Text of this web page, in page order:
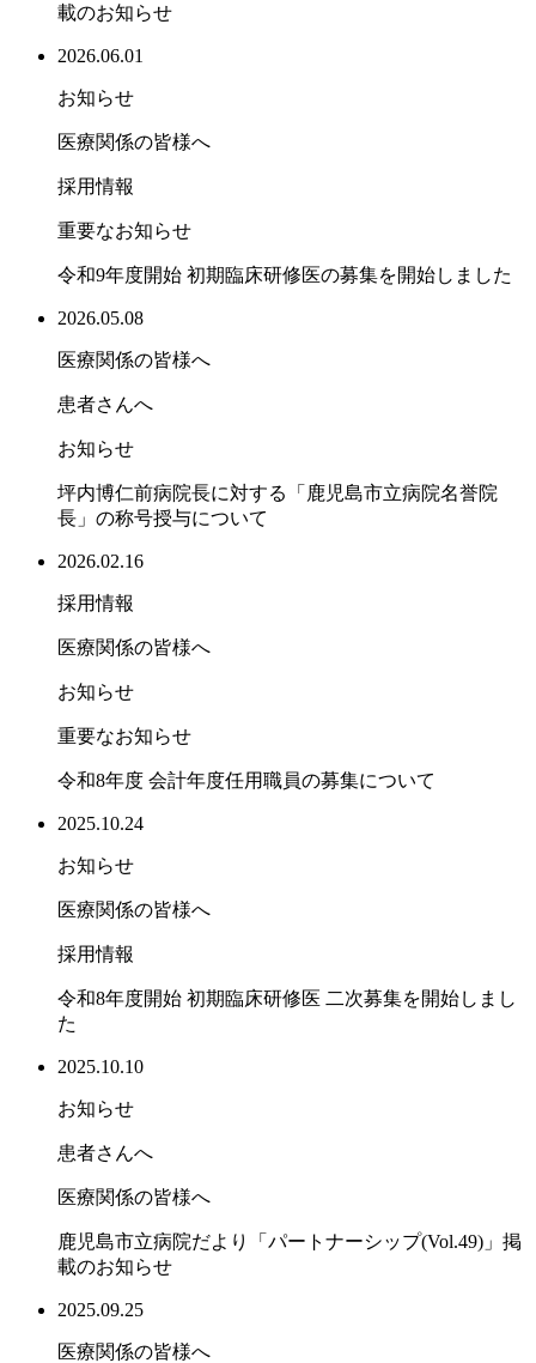
載のお知らせ
2026.06.01
お知らせ
医療関係の皆様へ
採用情報
重要なお知らせ
令和9年度開始 初期臨床研修医の募集を開始しました
2026.05.08
医療関係の皆様へ
患者さんへ
お知らせ
坪内博仁前病院長に対する「鹿児島市立病院名誉院
長」の称号授与について
2026.02.16
採用情報
医療関係の皆様へ
お知らせ
重要なお知らせ
令和8年度 会計年度任用職員の募集について
2025.10.24
お知らせ
医療関係の皆様へ
採用情報
令和8年度開始 初期臨床研修医 二次募集を開始しまし
た
2025.10.10
お知らせ
患者さんへ
医療関係の皆様へ
鹿児島市立病院だより「パートナーシップ(Vol.49)」掲
載のお知らせ
2025.09.25
医療関係の皆様へ